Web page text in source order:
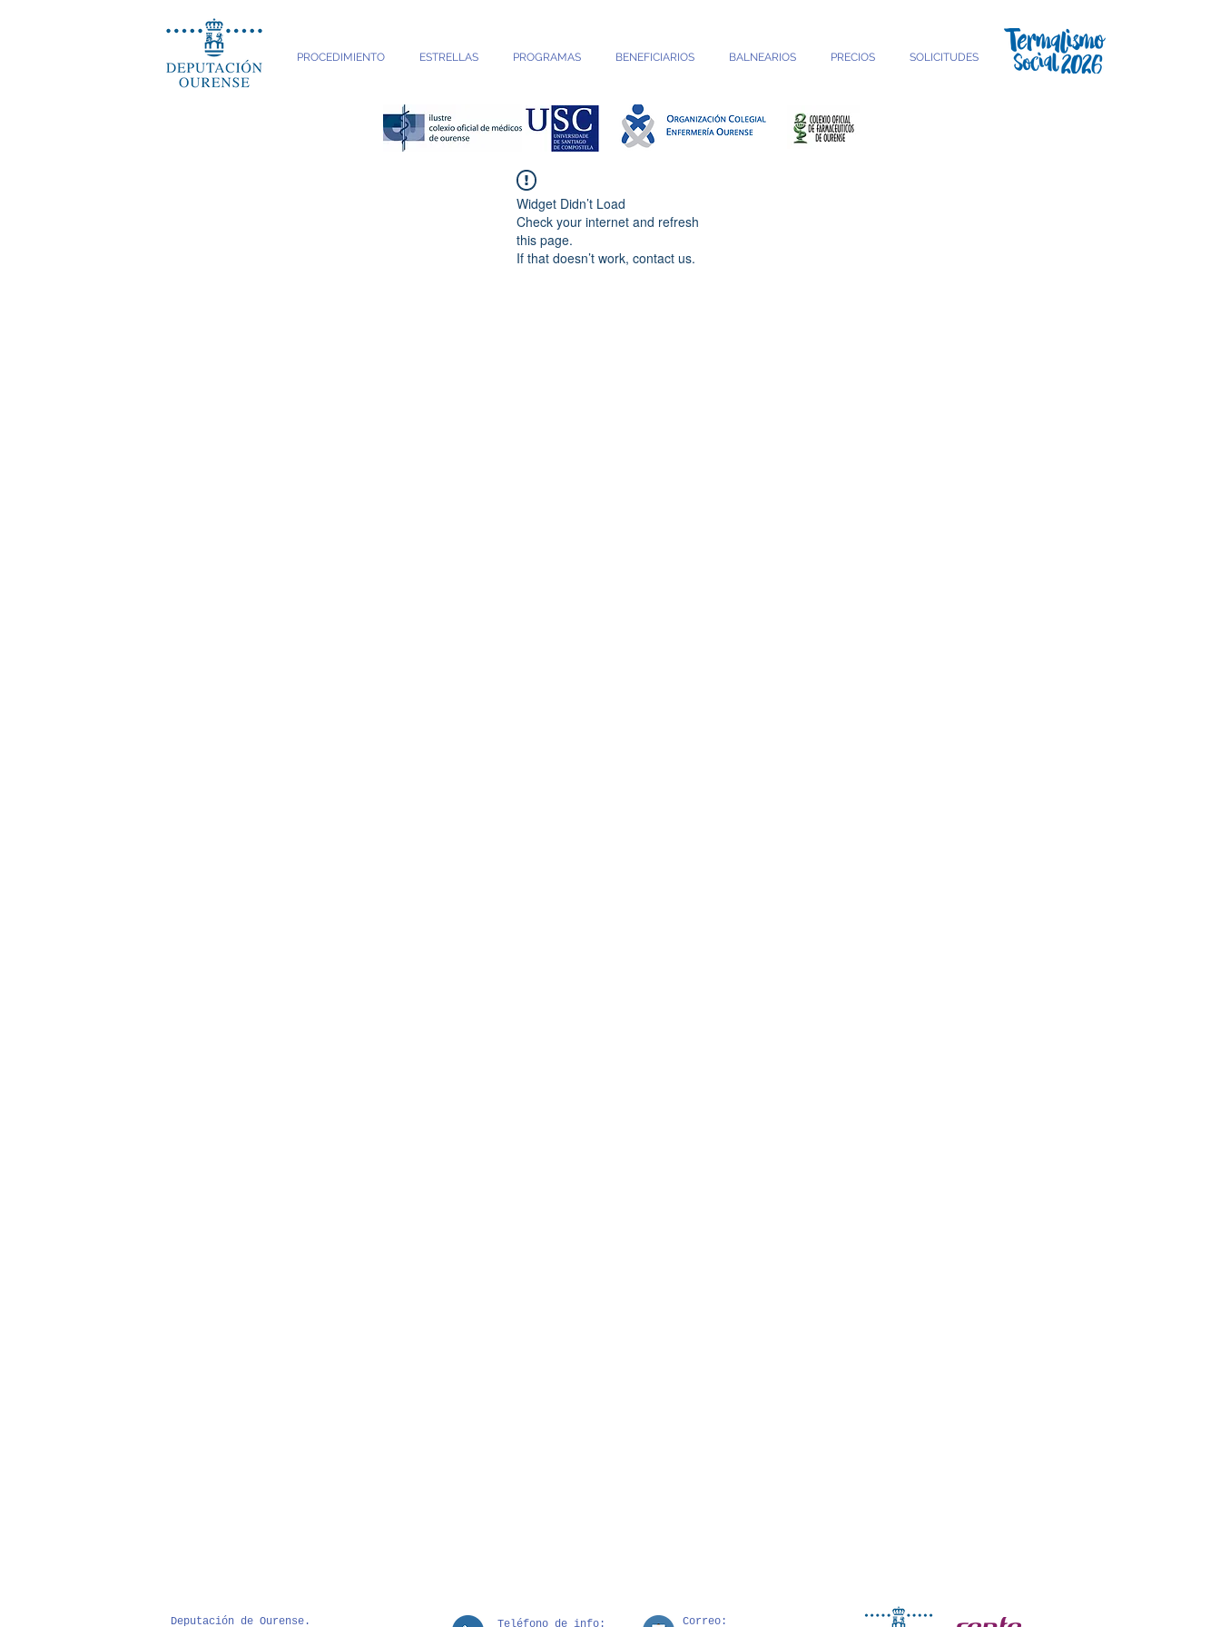
PROCEDIMIENTO ESTRELLAS PROGRAMAS BENEFICIARIOS BALNEARIOS PRECIOS SOLICITUDES
Widget Didn’t Load
Check your internet and refresh
this page.
If that doesn’t work, contact us.
Deputación de Ourense. Teléfono de info: Correo: